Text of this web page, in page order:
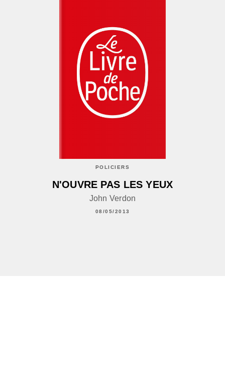
POLICIERS
N'OUVRE PAS LES YEUX
John Verdon
08/05/2013